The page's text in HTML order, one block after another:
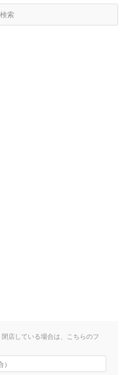
索
店している場合は、こちらのフ